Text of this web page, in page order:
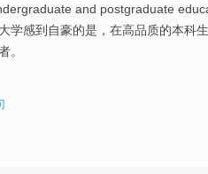
and postgraduate
大学感到自豪的是 ， 在高品质的本科生
。